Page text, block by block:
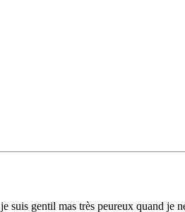
suis gentil mas très peureux quand je